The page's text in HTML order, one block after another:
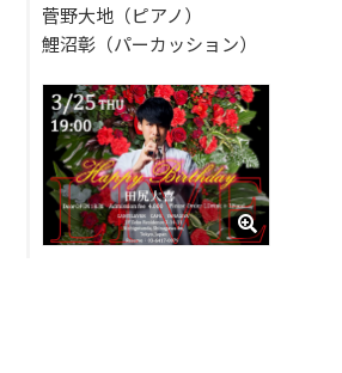
CONTACT
菅野大地（ピアノ）
鯉沼彰（パーカッション）